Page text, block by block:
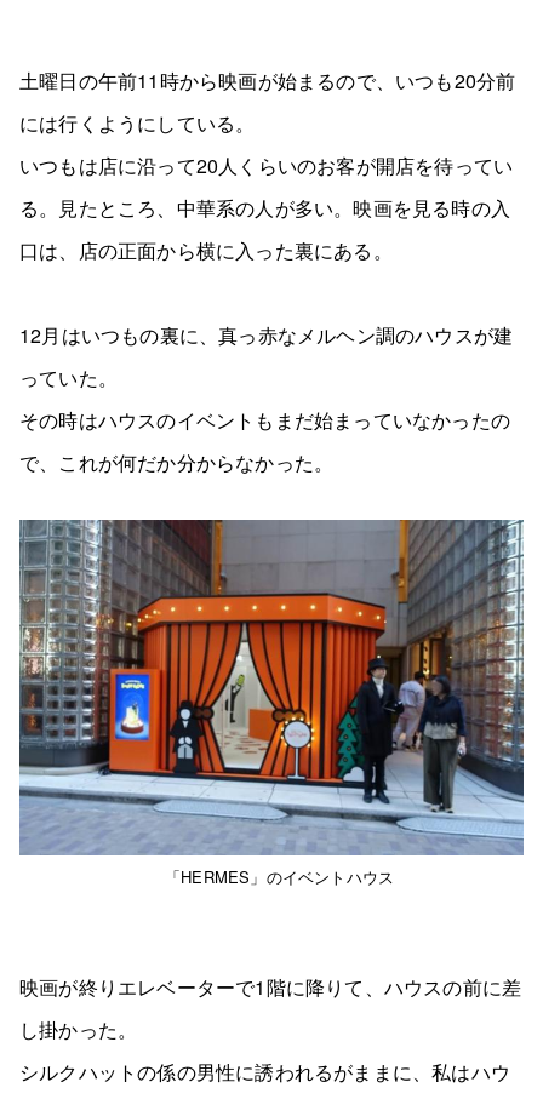
土曜日の午前11時から映画が始まるので、いつも20分前
には行くようにしている。
いつもは店に沿って20人くらいのお客が開店を待ってい
る。見たところ、中華系の人が多い。映画を見る時の入
口は、店の正面から横に入った裏にある。
12月はいつもの裏に、真っ赤なメルヘン調のハウスが建
っていた。
その時はハウスのイベントもまだ始まっていなかったの
で、これが何だか分からなかった。
「HERMES」のイベントハウス
映画が終りエレベーターで1階に降りて、ハウスの前に差
し掛かった。
シルクハットの係の男性に誘われるがままに、私はハウ